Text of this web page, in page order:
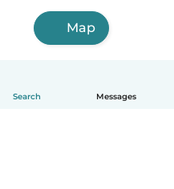
Search Messages
Map